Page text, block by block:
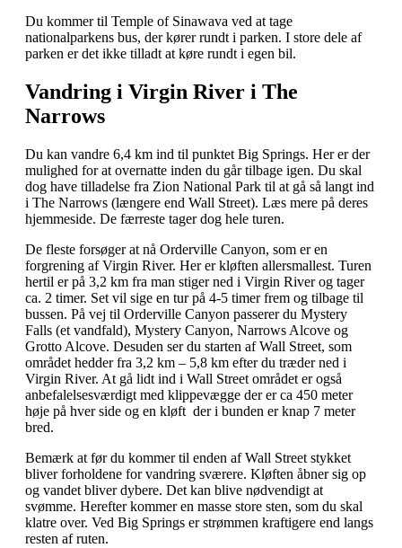
Du kommer til Temple of Sinawava ved at tage
nationalparkens bus, der kører rundt i parken. I store dele af
parken er det ikke tilladt at køre rundt i egen bil.
Vandring i Virgin River i The
Narrows
Du kan vandre 6,4 km ind til punktet Big Springs. Her er der
mulighed for at overnatte inden du går tilbage igen. Du skal
dog have tilladelse fra Zion National Park til at gå så langt ind
i The Narrows (længere end Wall Street). Læs mere på deres
hjemmeside. De færreste tager dog hele turen.
De fleste forsøger at nå Orderville Canyon, som er en
forgrening af Virgin River. Her er kløften allersmallest. Turen
hertil er på 3,2 km fra man stiger ned i Virgin River og tager
ca. 2 timer. Set vil sige en tur på 4-5 timer frem og tilbage til
bussen. På vej til Orderville Canyon passerer du Mystery
Falls (et vandfald), Mystery Canyon, Narrows Alcove og
Grotto Alcove. Desuden ser du starten af Wall Street, som
området hedder fra 3,2 km – 5,8 km efter du træder ned i
Virgin River. At gå lidt ind i Wall Street området er også
anbefalelsesværdigt med klippevægge der er ca 450 meter
høje på hver side og en kløft der i bunden er knap 7 meter
bred.
Bemærk at før du kommer til enden af Wall Street stykket
bliver forholdene for vandring sværere. Kløften åbner sig op
og vandet bliver dybere. Det kan blive nødvendigt at
svømme. Herefter kommer en masse store sten, som du skal
klatre over. Ved Big Springs er strømmen kraftigere end langs
resten af ruten.